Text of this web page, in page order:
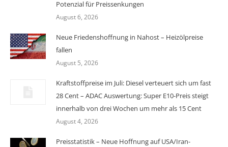
Potenzial für Preissenkungen
August 6, 2026
Neue Friedenshoffnung in Nahost – Heizölpreise
fallen
August 5, 2026
Kraftstoffpreise im Juli: Diesel verteuert sich um fast
28 Cent – ADAC Auswertung: Super E10-Preis steigt
innerhalb von drei Wochen um mehr als 15 Cent
August 4, 2026
Preisstatistik – Neue Hoffnung auf USA/Iran-